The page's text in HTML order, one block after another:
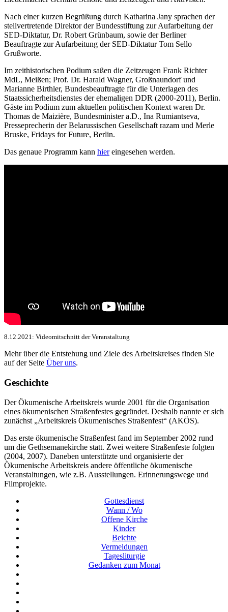
Nach einer kurzen Begrüßung durch Katharina Jany sprachen der
stellvertretende Direktor der Bundesstiftung zur Aufarbeitung der
SED-Diktatur, Dr. Robert Grünbaum, sowie der Berliner
Beauftragte zur Aufarbeitung der SED-Diktatur Tom Sello
Grußworte.
Im zeithistorischen Podium saßen die Zeitzeugen Frank Richter
MdL, Meißen; Prof. Dr. Harald Wagner, Großnaundorf und
Marianne Birthler, Bundesbeauftragte für die Unterlagen des
Staatssicherheitsdienstes der ehemaligen DDR (2000-2011), Berlin.
Gäste im Podium zum aktuellen politischen Kontext waren Dr.
Thomas de Maizière, Bundesminister a.D., Ina Rumiantseva,
Presseprecherin der Belarussischen Gesellschaft razam und Merle
Bruske, Fridays for Future, Berlin.
Das genaue Programm kann hiereingesehen werden.
8.12.2021: Videomitschnitt der Veranstaltung
Mehr über die Entstehung und Ziele des Arbeitskreises finden Sie
auf der Seite Über uns.
Geschichte
Der Ökumenische Arbeitskreis wurde 2001 für die Organisation
eines ökumenischen Straßenfestes gegründet. Deshalb nannte er sich
zunächst „Arbeitskreis Ökumenisches Straßenfest“ (AKÖS).
Das erste ökumenische Straßenfest fand im September 2002 rund
um die Gethsemanekirche statt. Zwei weitere Straßenfeste folgten
(2004, 2007). Daneben unterstützte und organisierte der
Ökumenische Arbeitskreis andere öffentliche ökumenische
Veranstaltungen, wie z.B. Ausstellungen. Erinnerungswege und
Filmprojekte.
Gottesdienst
Wann / Wo
Offene Kirche
Kinder
Beichte
Vermeldungen
Tagesliturgie
Gedanken zum Monat